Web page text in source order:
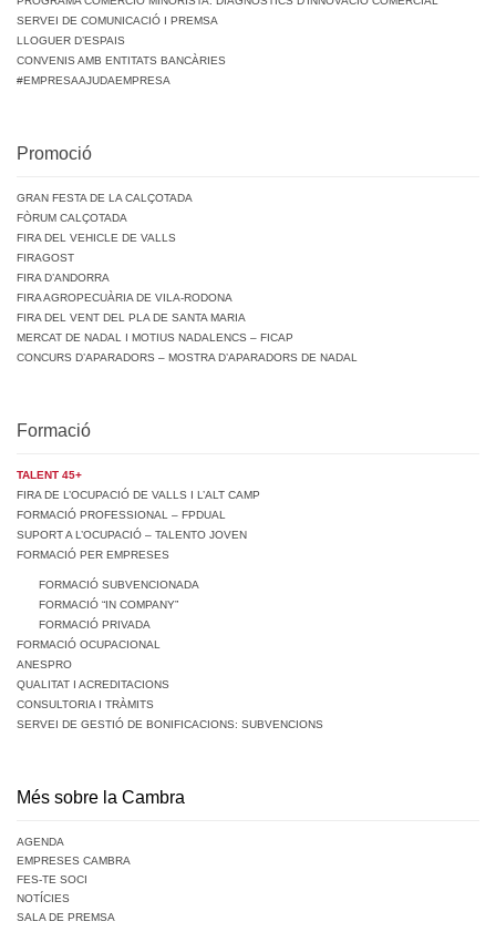
SERVEI DE COMUNICACIÓ I PREMSA
LLOGUER D’ESPAIS
CONVENIS AMB ENTITATS BANCÀRIES
#EMPRESAAJUDAEMPRESA
Promoció
GRAN FESTA DE LA CALÇOTADA
FÒRUM CALÇOTADA
FIRA DEL VEHICLE DE VALLS
FIRAGOST
FIRA D’ANDORRA
FIRA AGROPECUÀRIA DE VILA-RODONA
FIRA DEL VENT DEL PLA DE SANTA MARIA
MERCAT DE NADAL I MOTIUS NADALENCS – FICAP
CONCURS D’APARADORS – MOSTRA D’APARADORS DE NADAL
Formació
TALENT 45+
FIRA DE L’OCUPACIÓ DE VALLS I L’ALT CAMP
FORMACIÓ PROFESSIONAL – FPDUAL
SUPORT A L’OCUPACIÓ – TALENTO JOVEN
FORMACIÓ PER EMPRESES
FORMACIÓ SUBVENCIONADA
FORMACIÓ “IN COMPANY”
FORMACIÓ PRIVADA
FORMACIÓ OCUPACIONAL
ANESPRO
QUALITAT I ACREDITACIONS
CONSULTORIA I TRÀMITS
SERVEI DE GESTIÓ DE BONIFICACIONS: SUBVENCIONS
Més sobre la Cambra
AGENDA
EMPRESES CAMBRA
FES-TE SOCI
NOTÍCIES
SALA DE PREMSA